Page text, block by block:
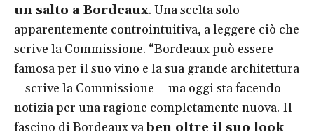
un salto a Bordeaux. Una scelta solo
apparentemente controintuitiva, a leggere ciò che
scrive la Commissione. “Bordeaux può essere
famosa per il suo vino e la sua grande architettura
– scrive la Commissione – ma oggi sta facendo
notizia per una ragione completamente nuova. Il
fascino di Bordeaux vaben oltre il suo look